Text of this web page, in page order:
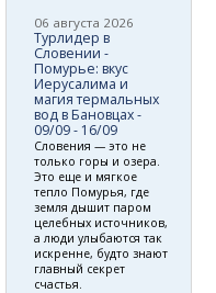
06 августа 2026
Турлидер в
Словении -
Помурье: вкус
Иерусалима и
магия термальных
вод в Бановцах -
09/09 - 16/09
Словения — это не
только горы и озера.
Это еще и мягкое
тепло Помурья, где
земля дышит паром
целебных источников,
а люди улыбаются так
искренне, будто знают
главный секрет
счастья.